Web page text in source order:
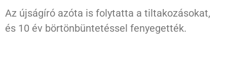
Az újságíró azóta is folytatta a tiltakozásokat,
és 10 év börtönbüntetéssel fenyegették.